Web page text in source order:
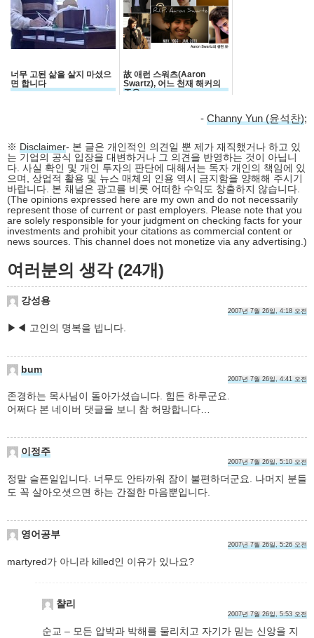
너무 고된 삶을 살지 마셨으
면 합니다
故 애런 스워츠(Aaron
Swartz), 어느 천재 해커의
죽음
- Channy Yun (윤석찬);
※ Disclaimer- 본 글은 개인적인 의견일 뿐 제가 재직했거나 하고 있
는 기업의 공식 입장을 대변하거나 그 의견을 반영하는 것이 아닙니
다. 사실 확인 및 개인 투자의 판단에 대해서는 독자 개인의 책임에 있
으며, 상업적 활용 및 뉴스 매체의 인용 역시 금지함을 양해해 주시기
바랍니다. 본 채널은 광고를 비롯 어떠한 수익도 창출하지 않습니다.
(The opinions expressed here are my own and do not necessarily
represent those of current or past employers. Please note that you
are solely responsible for your judgment on checking facts for your
investments and prohibit your citations as commercial content or
news sources. This channel does not monetize via any advertising.)
여러분의 생각 (24개)
강성용
2007년 7월 26일, 4:18 오전
▶◀ 고인의 명복을 빕니다.
bum
2007년 7월 26일, 4:41 오전
존경하는 목사님이 돌아가셨습니다. 힘든 하루군요.
어쩌다 본 네이버 댓글을 보니 참 허망합니다…
이정주
2007년 7월 26일, 5:10 오전
정말 슬픈일입니다. 너무도 안타까워 잠이 불편하더군요. 나머지 분들
도 꼭 살아오셧으면 하는 간절한 마음뿐입니다.
영어공부
2007년 7월 26일, 5:26 오전
martyred가 아니라 killed인 이유가 있나요?
챨리
2007년 7월 26일, 5:53 오전
순교 – 모든 압박과 박해를 물리치고 자기가 믿는 신앙을 지